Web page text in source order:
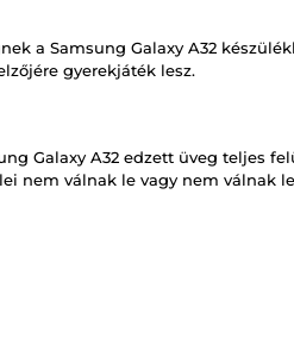
a Samsung Galaxy A32
gyerekjáték lesz.
Galaxy A32 edzett üveg teljes
nem válnak le vagy nem válnak